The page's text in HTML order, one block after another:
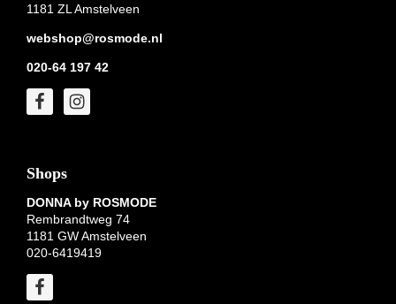
1181 ZL Amstelveen
webshop@rosmode.nl
020-64 197 42
Shops
DONNA by ROSMODE
Rembrandtweg 74
1181 GW Amstelveen
020-6419419